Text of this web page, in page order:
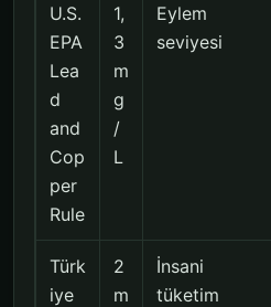
U.S.
EPA
Lea
d
and
Cop
per
Rule
1,
3
m
g
/
L
Eylem
seviyesi
Türk
iye
2
m
İnsani
tüketim